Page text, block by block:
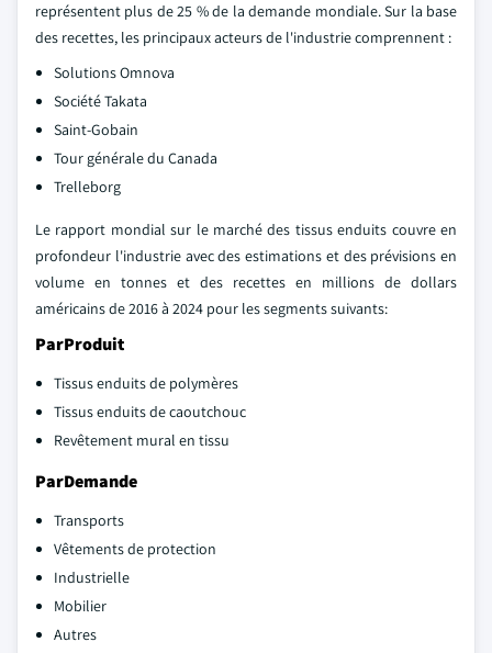
représentent plus de 25 % de la demande mondiale. Sur la base
des recettes, les principaux acteurs de l'industrie comprennent :
Solutions Omnova
Société Takata
Saint-Gobain
Tour générale du Canada
Trelleborg
Le rapport mondial sur le marché des tissus enduits couvre en
profondeur l'industrie avec des estimations et des prévisions en
volume en tonnes et des recettes en millions de dollars
américains de 2016 à 2024 pour les segments suivants:
ParProduit
Tissus enduits de polymères
Tissus enduits de caoutchouc
Revêtement mural en tissu
ParDemande
Transports
Vêtements de protection
Industrielle
Mobilier
Autres